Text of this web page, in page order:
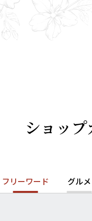
ショップ
フリーワード グルメ